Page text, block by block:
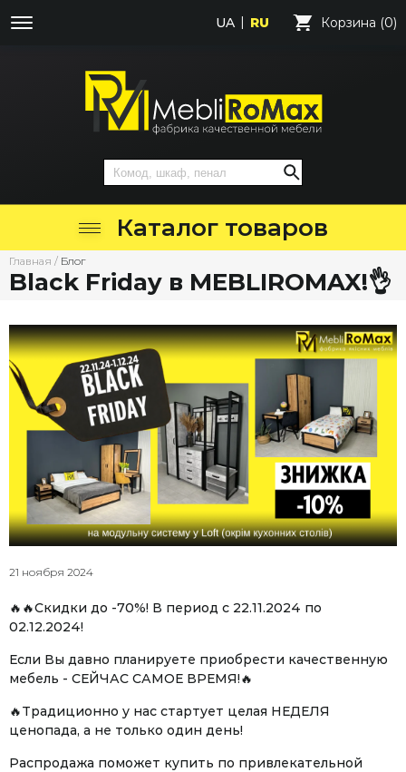
UA RU Корзина (0)
Каталог товаров
Главная / Блог
Black Friday в MEBLIROMAX!👌
21 ноября 2024
🔥🔥Скидки до -70%! В период с 22.11.2024 по
02.12.2024!
Если Вы давно планируете приобрести качественную
мебель - СЕЙЧАС САМОЕ ВРЕМЯ!🔥
🔥Традиционно у нас стартует целая НЕДЕЛЯ
ценопада, а не только один день!
Распродажа поможет купить по привлекательной